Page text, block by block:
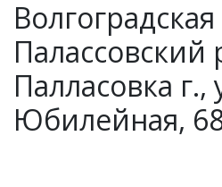
Палассовский
Палласовка г.,
Юбилейная,